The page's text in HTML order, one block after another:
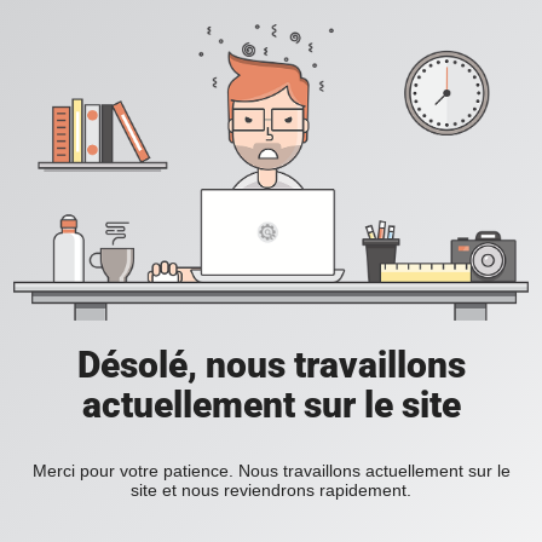
Désolé, nous travaillons
actuellement sur le site
Merci pour votre patience. Nous travaillons actuellement sur le
site et nous reviendrons rapidement.